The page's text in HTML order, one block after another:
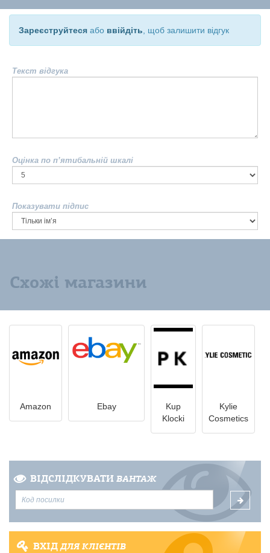
Зареєструйтеся або ввійдіть , щоб залишити відгук
Текст відгука
Оцінка по п’ятибальній шкалі
Показувати підпис
Схожі магазини
Amazon Ebay
Kup
Klocki
Kylie
Cosmetics
ВІДСЛІДКУВАТИ ВАНТАЖ
ВХІДДЛЯ КЛІЄНТІВ